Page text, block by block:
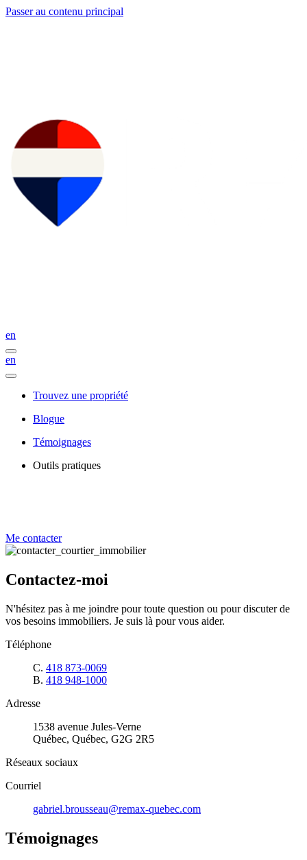
Passer au contenu principal
en
en
Trouvez une propriété
Blogue
Témoignages
Outils pratiques
Me contacter
Contactez-moi
N'hésitez pas à me joindre pour toute question ou pour discuter de
vos besoins immobiliers. Je suis là pour vous aider.
Téléphone
C. 418 873-0069
B. 418 948-1000
Adresse
1538 avenue Jules-Verne
Québec, Québec, G2G 2R5
Réseaux sociaux
Courriel
gabriel.brousseau@remax-quebec.com
Témoignages